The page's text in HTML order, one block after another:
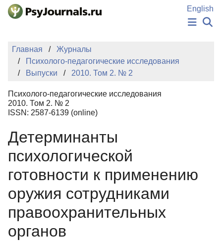
Перейти к основному содержанию
English
НОВОСТИ
АВТОРЫ
КЛЮЧЕВЫЕ СЛОВА
Регистрация
Главная
Журналы
Психолого-педагогические исследования
Выпуски
2010. Том 2. № 2
Психолого-педагогические исследования
2010. Том 2. № 2
ISSN: 2587-6139 (online)
Детерминанты
психологической
готовности к применению
оружия сотрудниками
правоохранительных
органов